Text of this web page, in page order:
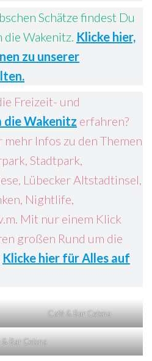
Schätze findest Du
die Wakenitz. Klicke hier,
zu unserer
Freizeit- und
die Wakenitz erfahren?
Infos zu den Themen
Stadtpark,
Lübecker Altstadtinsel,
Nightlife,
Mit nur einem Klick
großen Rund um die
Klicke hier für Alles auf
Café & Bar Celona
Bar Celona